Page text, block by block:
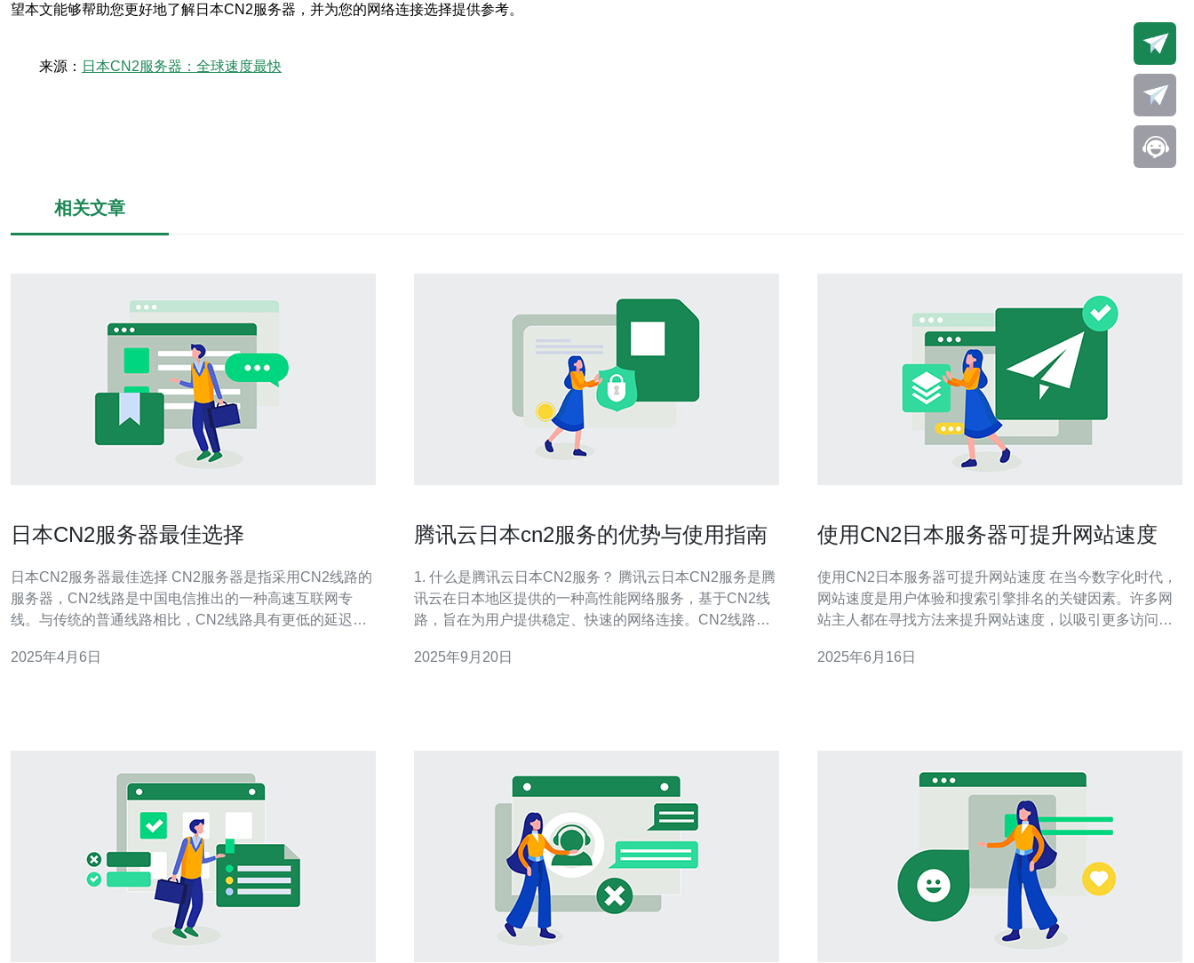
望本文能够帮助您更好地了解日本CN2服务器，并为您的网络连接选择提供参考。
来源： 日本CN2服务器：全球速度最快
相关文章
日本CN2服务器最佳选择
日本CN2服务器最佳选择 CN2服务器是指采用CN2线路的
服务器，CN2线路是中国电信推出的一种高速互联网专
线。与传统的普通线路相比，CN2线路具有更低的延迟和
作为亚洲重要的网络枢纽，拥有优越的地理位置和先进的
2025年4月6日
腾讯云日本cn2服务的优势与使用指南
1. 什么是腾讯云日本CN2服务？ 腾讯云日本CN2服务是腾
讯云在日本地区提供的一种高性能网络服务，基于CN2线
路，旨在为用户提供稳定、快速的网络连接。CN2线路是
延迟、高带宽和高可靠性的特点。通过腾讯云的CN2服
2025年9月20日
使用CN2日本服务器可提升网站速度
使用CN2日本服务器可提升网站速度 在当今数字化时代，
网站速度是用户体验和搜索引擎排名的关键因素。许多网
站主人都在寻找方法来提升网站速度，以吸引更多访问者
方法，可以显著提升网站速度。 CN2是中国电信与日本
2025年6月16日